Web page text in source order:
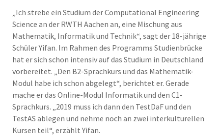
„Ich strebe ein Studium der Computational Engineering
Science an der RWTH Aachen an, eine Mischung aus
Mathematik, Informatik und Technik“, sagt der 18-jährige
Schüler Yifan. Im Rahmen des Programms Studienbrücke
hat er sich schon intensiv auf das Studium in Deutschland
vorbereitet. „Den B2-Sprachkurs und das Mathematik-
Modul habe ich schon abgelegt“, berichtet er. Gerade
mache er das Online-Modul Informatik und den C1-
Sprachkurs. „2019 muss ich dann den TestDaF und den
TestAS ablegen und nehme noch an zwei interkulturellen
Kursen teil“, erzählt Yifan.